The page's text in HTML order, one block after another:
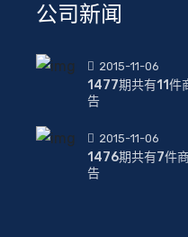
公司新闻
2015-11-06
1477期共有11件
告
2015-11-06
1476期共有7件
告